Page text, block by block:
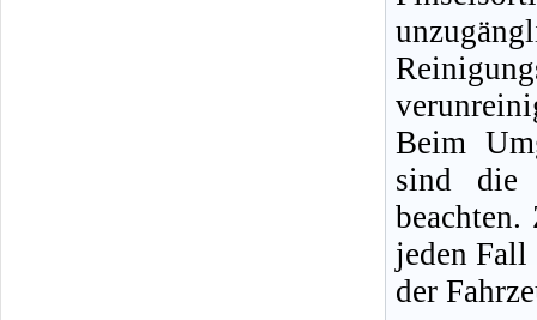
Beim
sind die
jeden Fall
der